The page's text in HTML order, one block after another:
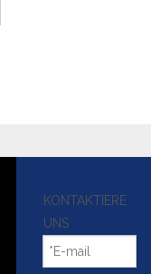
EnglishKONTAKTIERE
UNS